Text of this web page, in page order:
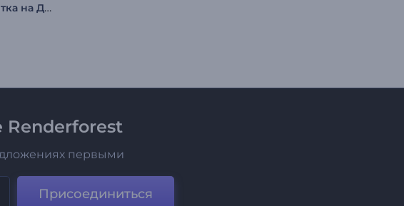
Видеооткрытка на День св. Валентина
Renderforest
первыми
Присоединиться